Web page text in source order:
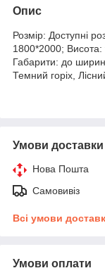
Опис
Розмір: Доступні
1800*2000;
Габарити: до
Темний горіх,
Умови доставки
Нова Пошта
Самовивіз
Всі умови
Умови оплати